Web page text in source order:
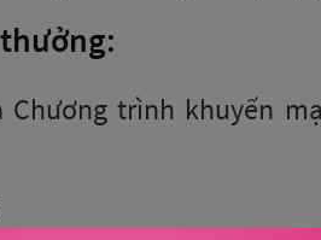
Chương trình khuyến